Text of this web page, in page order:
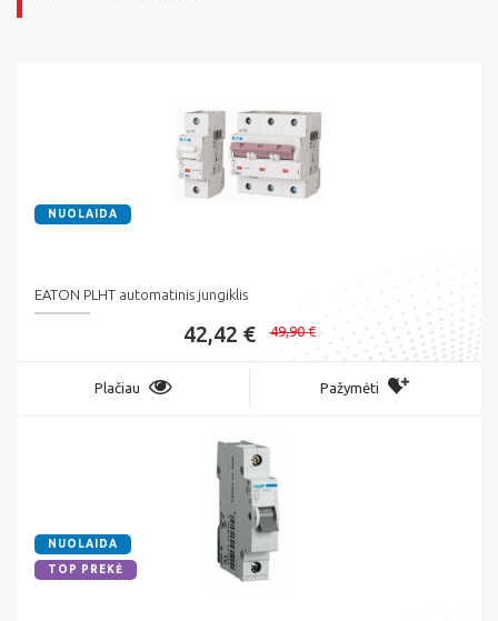
NUOLAIDA
EATON PLHT automatinis jungiklis
42,42 € 49,90 €
Plačiau Pažymėti
NUOLAIDA
TOP PREKĖ